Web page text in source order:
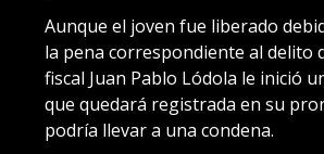
Aunque el joven fue liberado
la pena correspondiente al delito
fiscal Juan Pablo Lódola le inició
que quedará registrada en su
podría llevar a una condena.